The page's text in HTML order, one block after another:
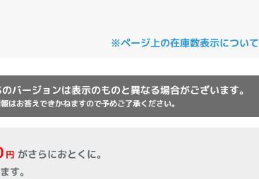
※ページ上の在庫数表示について
バージョンは表示のものと異なる場合がございます。
はお答えできかねますので予めご了承ください。
円 がさらにおとくに。
す。
~